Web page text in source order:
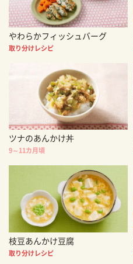
やわらかフィッシュバーグ
取り分けレシピ
ツナのあんかけ丼
9～11カ月頃
枝豆あんかけ豆腐
取り分けレシピ